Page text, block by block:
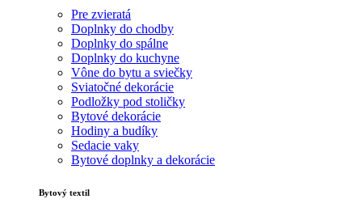
Pre zvieratá
Doplnky do chodby
Doplnky do spálne
Doplnky do kuchyne
Vône do bytu a sviečky
Sviatočné dekorácie
Podložky pod stoličky
Bytové dekorácie
Hodiny a budíky
Sedacie vaky
Bytové doplnky a dekorácie
Bytový textil